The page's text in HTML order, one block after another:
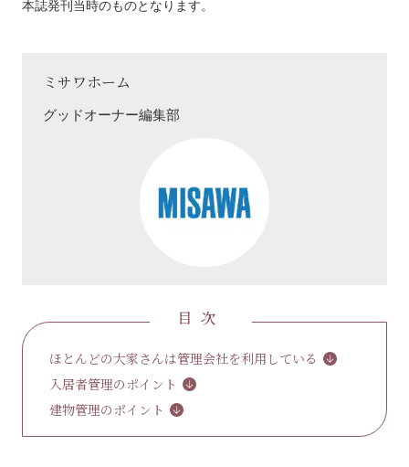
本誌発刊当時のものとなります。
ミサワホーム
グッドオーナー編集部
目次
ほとんどの大家さんは管理会社を利用している
入居者管理のポイント
建物管理のポイント